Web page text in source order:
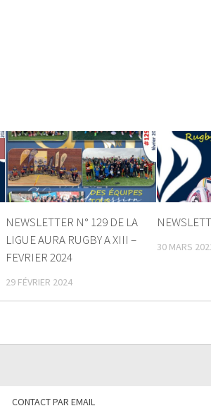
NEWSLETTER N° 129 DE LA
LIGUE AURA RUGBY A XIII –
FEVRIER 2024
29 FÉVRIER 2024
30 MARS
CONTACT PAR EMAIL